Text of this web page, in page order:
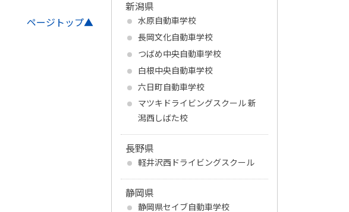
ページトップ▲
新潟県
水原自動車学校
長岡文化自動車学校
つばめ中央自動車学校
白根中央自動車学校
六日町自動車学校
マツキドライビングスクール 新
潟西しばた校
長野県
軽井沢西ドライビングスクール
静岡県
静岡県セイブ自動車学校